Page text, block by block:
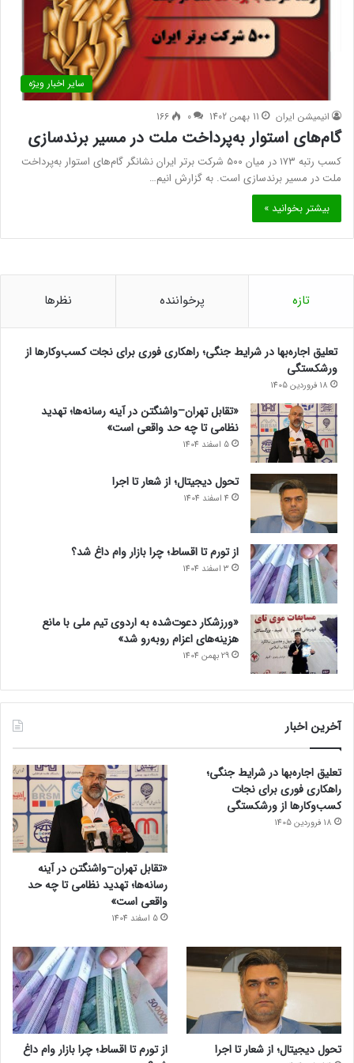
سایر اخبار ویژه
انیمیشن ایران 11 بهمن 1402 0
166
گام‌های استوار به‌پرداخت ملت در مسیر برندسازی
کسب رتبه ۱۷۳ در میان ۵۰۰ شرکت برتر ایران نشانگر گام‌های استوار به‌پرداخت
ملت در مسیر برندسازی است. به گزارش انیم…
بیشتر بخوانید »
تازه پرخواننده نظرها
تعلیق اجاره‌بها در شرایط جنگی؛ راهکاری فوری برای نجات کسب‌وکارها از
ورشکستگی
18 فروردین 1405
«تقابل تهران–واشنگتن در آینه رسانه‌ها؛ تهدید
نظامی تا چه حد واقعی است»
5 اسفند 1404
تحول دیجیتال؛ از شعار تا اجرا
4 اسفند 1404
از تورم تا اقساط؛ چرا بازار وام داغ شد؟
3 اسفند 1404
«ورزشکار دعوت‌شده به اردوی تیم ملی با مانع
هزینه‌های اعزام روبه‌رو شد»
29 بهمن 1404
آخرین اخبار
تعلیق اجاره‌بها در شرایط جنگی؛
راهکاری فوری برای نجات
کسب‌وکارها از ورشکستگی
18 فروردین 1405
«تقابل تهران–واشنگتن در آینه
رسانه‌ها؛ تهدید نظامی تا چه حد
واقعی است»
5 اسفند 1404
تحول دیجیتال؛ از شعار تا اجرا
از تورم تا اقساط؛ چرا بازار وام داغ